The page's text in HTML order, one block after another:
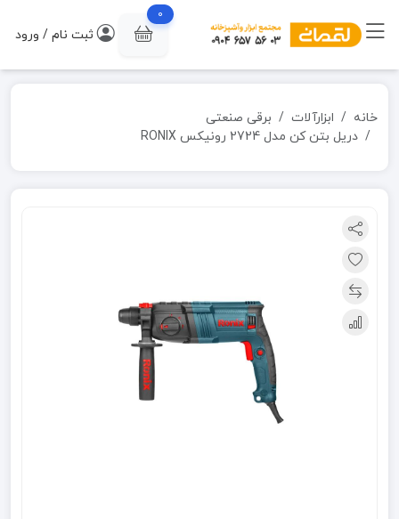
0
ثبت نام / ورود
خانه ابزارآلات
برقی صنعتی
دریل بتن کن مدل 2724 رونیکس RONIX